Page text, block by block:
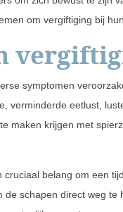
om vergiftiging bij
symptomen
verminderde eetlust,
maken krijgen met
belang om een
schapen direct weg